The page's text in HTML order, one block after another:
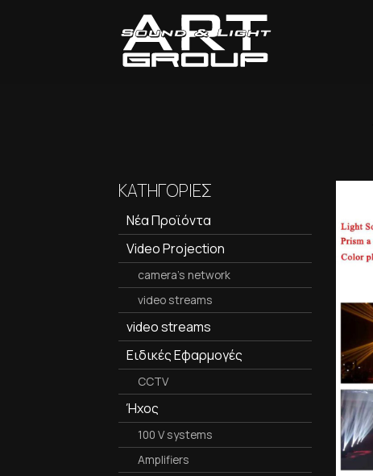
ΚΑΤΗΓΟΡΙΕΣ
Νέα Προϊόντα
Video Projection
camera's network
video streams
video streams
Ειδικές Εφαρμογές
CCTV
Ήχος
100 V systems
Amplifiers